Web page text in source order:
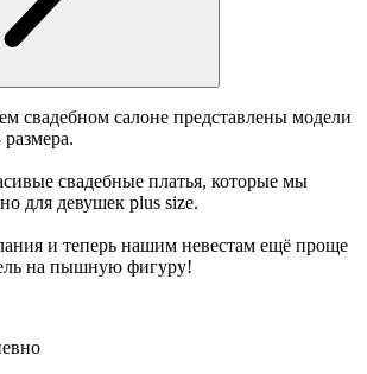
свадебном салоне представлены модели
свадебные платья, которые мы
для девушек plus size.
и теперь нашим невестам ещё проще
на пышную фигуру!